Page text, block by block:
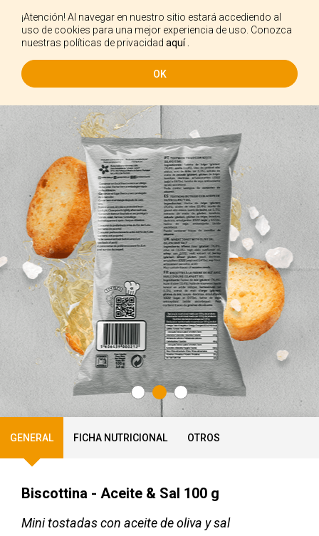
¡Atención! Al navegar en nuestro sitio estará accediendo al
uso de cookies para una mejor experiencia de uso. Conozca
nuestras políticas de privacidad aquí .
OK
ES
GENERAL FICHA NUTRICIONAL OTROS
Biscottina - Aceite & Sal 100 g
Mini tostadas con aceite de oliva y sal